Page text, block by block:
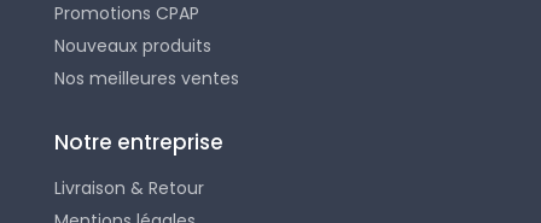
Promotions CPAP
Nouveaux produits
Nos meilleures ventes
Notre entreprise
Livraison & Retour